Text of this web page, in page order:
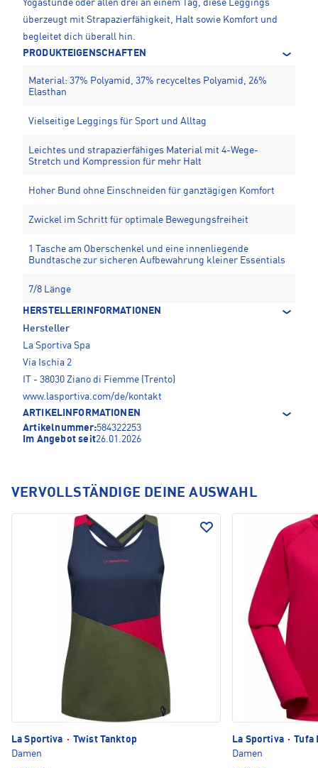
Yogastunde oder allen drei an einem Tag, diese Leggings
überzeugt mit Strapazierfähigkeit, Halt sowie Komfort und
begleitet dich überall hin.
PRODUKTEIGENSCHAFTEN
Material: 37% Polyamid, 37% recyceltes Polyamid, 26%
Elasthan
Vielseitige Leggings für Sport und Alltag
Leichtes und strapazierfähiges Material mit 4-Wege-
Stretch und Kompression für mehr Halt
Hoher Bund ohne Einschneiden für ganztägigen Komfort
Zwickel im Schritt für optimale Bewegungsfreiheit
1 Tasche am Oberschenkel und eine innenliegende
Bundtasche zur sicheren Aufbewahrung kleiner Essentials
7/8 Länge
HERSTELLERINFORMATIONEN
Hersteller
La Sportiva Spa
Via Ischia 2
IT - 38030 Ziano di Fiemme (Trento)
www.lasportiva.com/de/kontakt
ARTIKELINFORMATIONEN
Artikelnummer:584322253
Im Angebot seit26.01.2026
VERVOLLSTÄNDIGE DEINE AUSWAHL
La Sportiva · Twist Tanktop
Damen
La Sportiva · Tufa
Damen